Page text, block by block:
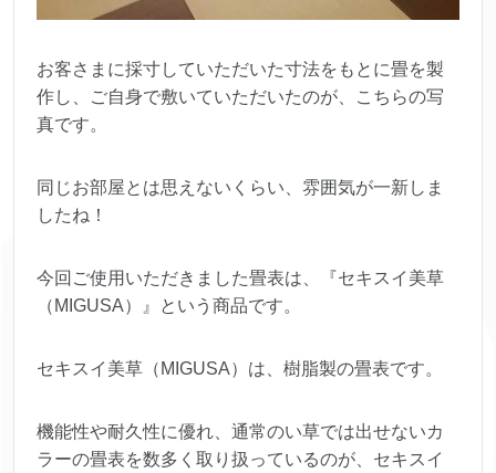
お客さまに採寸していただいた寸法をもとに畳を製
作し、ご自身で敷いていただいたのが、こちらの写
真です。
同じお部屋とは思えないくらい、雰囲気が一新しま
したね！
今回ご使用いただきました畳表は、『セキスイ美草
（MIGUSA）』という商品です。
セキスイ美草（MIGUSA）は、樹脂製の畳表です。
機能性や耐久性に優れ、通常のい草では出せないカ
ラーの畳表を数多く取り扱っているのが、セキスイ